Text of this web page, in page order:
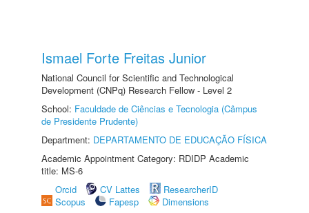
Ismael Forte Freitas Junior
National Council for Scientific and Technological
Development (CNPq) Research Fellow - Level 2
School: Faculdade de Ciências e Tecnologia (Câmpus
de Presidente Prudente)
Department: DEPARTAMENTO DE EDUCAÇÃO FÍSICA
Academic Appointment Category: RDIDP Academic
title: MS-6
Orcid
CV Lattes
ResearcherID
Scopus
Fapesp
Dimensions